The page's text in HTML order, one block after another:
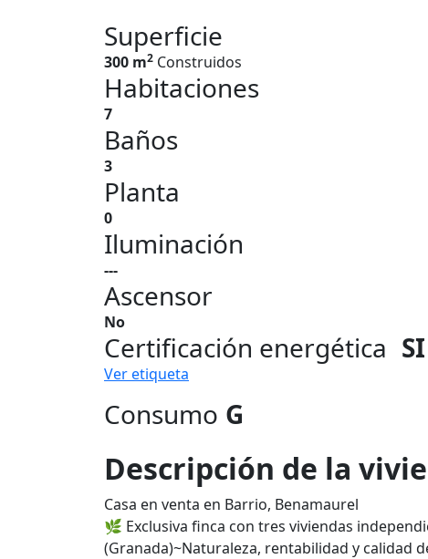
Superficie
300 m2 Construidos
Habitaciones
7
Baños
3
Planta
0
Iluminación
---
Ascensor
No
Certificación energética SI
Ver etiqueta
Consumo G
Descripción de la
Casa en venta en Barrio, Benamaurel
🌿 Exclusiva finca con tres viviendas
(Granada)~Naturaleza, rentabilidad y calidad